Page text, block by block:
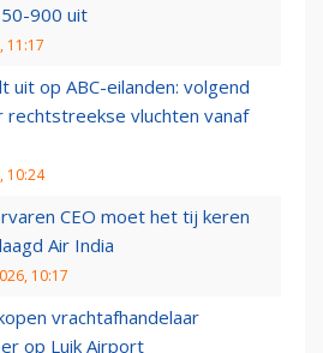
900 uit
11:17
uit op ABC-eilanden: volgend
rechtstreekse vluchten vanaf
10:24
CEO moet het tij keren
Air India
10:17
vrachtafhandelaar
op Luik Airport